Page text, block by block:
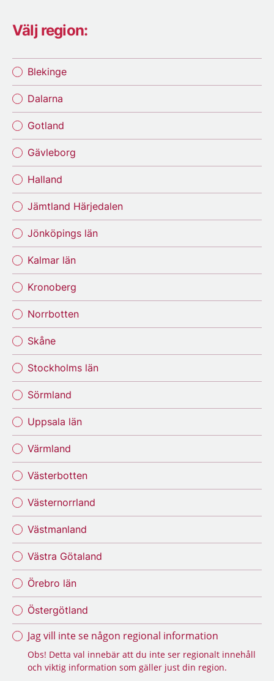
Välj region:
Blekinge
Dalarna
Gotland
Gävleborg
Halland
Jämtland Härjedalen
Jönköpings län
Kalmar län
Kronoberg
Norrbotten
Skåne
Stockholms län
Sörmland
Uppsala län
Värmland
Västerbotten
Västernorrland
Västmanland
Västra Götaland
Örebro län
Östergötland
Jag vill inte se någon regional information
Obs! Detta val innebär att du inte ser regionalt innehåll
och viktig information som gäller just din region.